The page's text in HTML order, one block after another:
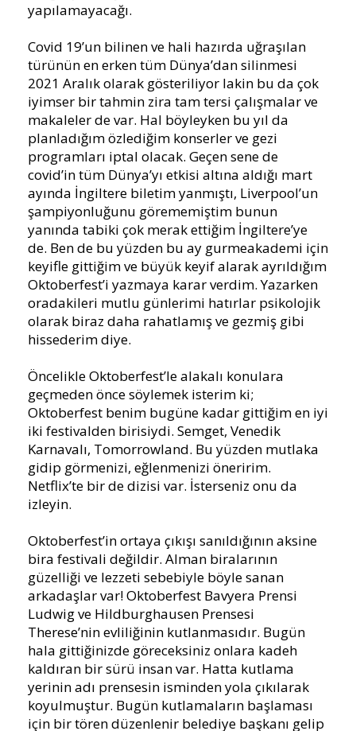
yapılamayacağı.
Covid 19’un bilinen ve hali hazırda uğraşılan
türünün en erken tüm Dünya’dan silinmesi
2021 Aralık olarak gösteriliyor lakin bu da çok
iyimser bir tahmin zira tam tersi çalışmalar ve
makaleler de var. Hal böyleyken bu yıl da
planladığım özlediğim konserler ve gezi
programları iptal olacak. Geçen sene de
covid’in tüm Dünya’yı etkisi altına aldığı mart
ayında İngiltere biletim yanmıştı, Liverpool’un
şampiyonluğunu görememiştim bunun
yanında tabiki çok merak ettiğim İngiltere’ye
de. Ben de bu yüzden bu ay gurmeakademi için
keyifle gittiğim ve büyük keyif alarak ayrıldığım
Oktoberfest’i yazmaya karar verdim. Yazarken
oradakileri mutlu günlerimi hatırlar psikolojik
olarak biraz daha rahatlamış ve gezmiş gibi
hissederim diye.
Öncelikle Oktoberfest’le alakalı konulara
geçmeden önce söylemek isterim ki;
Oktoberfest benim bugüne kadar gittiğim en iyi
iki festivalden birisiydi. Semget, Venedik
Karnavalı, Tomorrowland. Bu yüzden mutlaka
gidip görmenizi, eğlenmenizi öneririm.
Netflix’te bir de dizisi var. İsterseniz onu da
izleyin.
Oktoberfest’in ortaya çıkışı sanıldığının aksine
bira festivali değildir. Alman biralarının
güzelliği ve lezzeti sebebiyle böyle sanan
arkadaşlar var! Oktoberfest Bavyera Prensi
Ludwig ve Hildburghausen Prensesi
Therese’nin evliliğinin kutlanmasıdır. Bugün
hala gittiğinizde göreceksiniz onlara kadeh
kaldıran bir sürü insan var. Hatta kutlama
yerinin adı prensesin isminden yola çıkılarak
koyulmuştur. Bugün kutlamaların başlaması
için bir tören düzenlenir belediye başkanı gelip